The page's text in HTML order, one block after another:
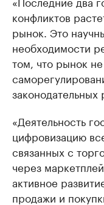
конфликтов
рынок. Это
необходимости
том, что рынок
«Деятельность
цифровизацию
связанных с
через
активное
продажи и